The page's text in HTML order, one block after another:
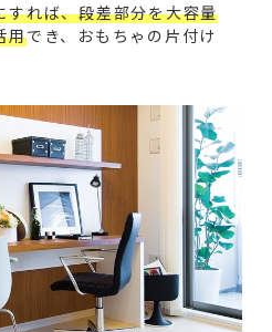
すれば、段差部分を大容量
用でき、おもちゃの片付け